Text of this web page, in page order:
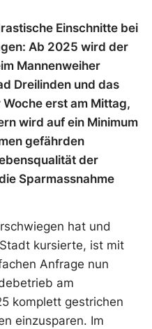
Einschnitte bei
Ab 2025 wird der
Mannenweiher
Dreilinden und das
erst am Mittag,
wird auf ein Minimum
gefährden
der
Sparmassnahme
hat und
kursierte, ist mit
Anfrage nun
am
komplett gestrichen
einzusparen. Im